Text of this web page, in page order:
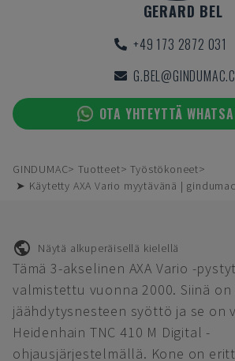
GERARD BEL
+49 173 2872 031
OTA YHTEYTTÄ
GINDUMAC Tuotteet
Työstökoneet
➤ Käytetty AXA Vario myytävänä |
Näytä alkuperäisellä kielellä
Tämä 3-akselinen AXA Vario -
valmistettu vuonna 2000. Siinä on
jäähdytysnesteen syöttö ja se on
Heidenhain TNC 410 M Digital -
ohjausjärjestelmällä. Kone on